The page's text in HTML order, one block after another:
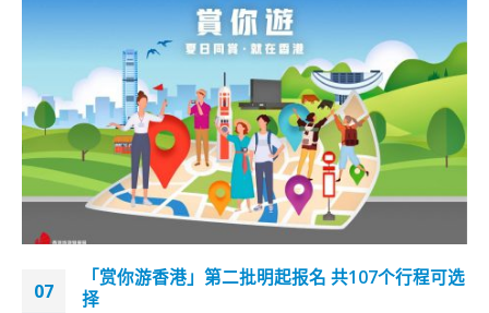
07
「赏你游香港」第二批明起报名 共107个行程可选
择